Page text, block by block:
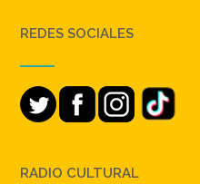
REDES SOCIALES
RADIO CULTURAL